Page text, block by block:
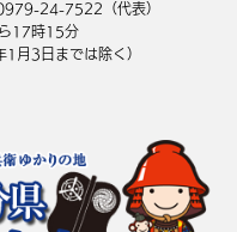
24-7522（代表）
17時15分
月3日までは除く）